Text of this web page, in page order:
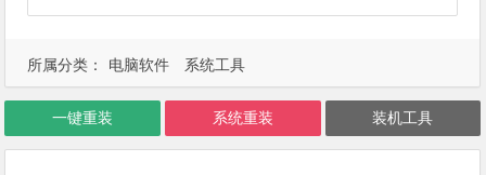
所属分类： 电脑软件 系统工具
一键重装 系统重装 装机工具